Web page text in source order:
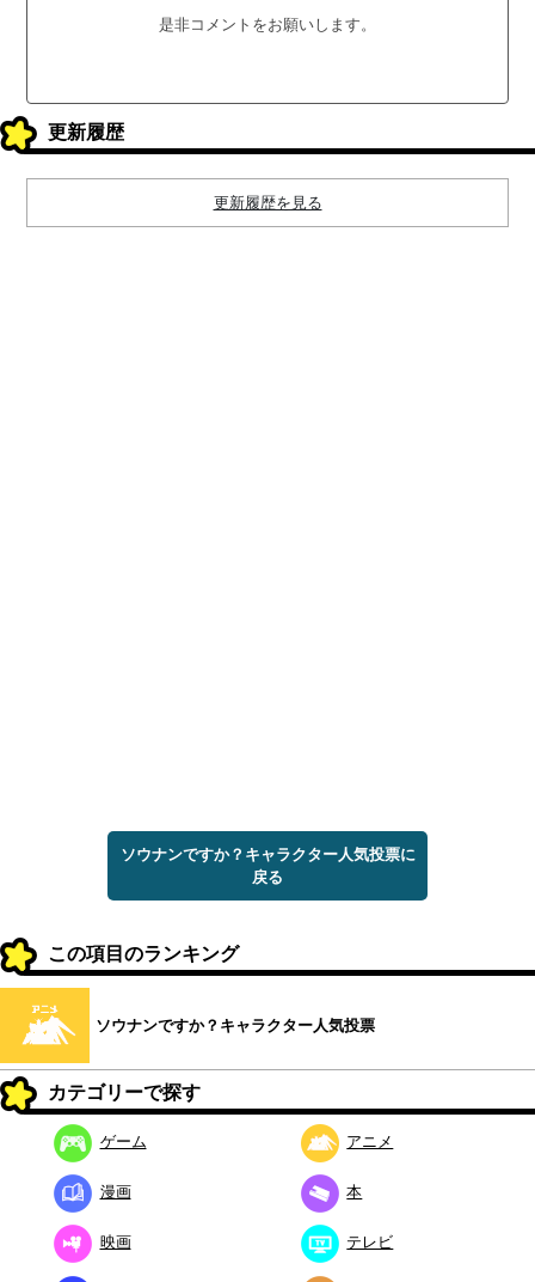
是非コメントをお願いします。
更新履歴
更新履歴を見る
ソウナンですか？キャラクター人気投票に
戻る
この項目のランキング
ソウナンですか？キャラクター人気投票
カテゴリーで探す
ゲーム アニメ
漫画 本
映画 テレビ